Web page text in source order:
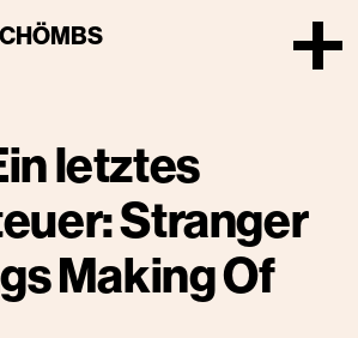
letztes
Stranger
Making Of